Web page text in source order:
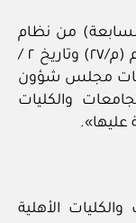
من المادة (السابعة) من نظام
الجامعات، الصادر بالمرسوم الملكي رقم (م/٢٧) وتاريخ ٢ /
مجلس شؤون
والكليات
عليها».
والكليات الأهلية